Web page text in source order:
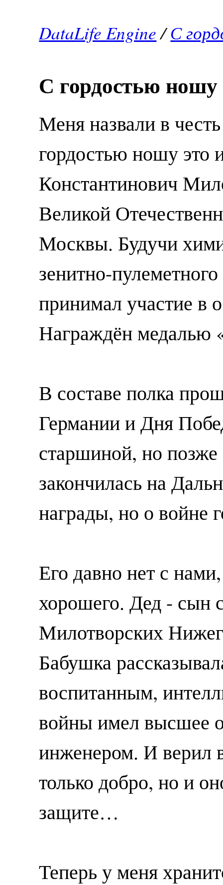
DataLife Engine/С
С гордостью ношу
Меня назвали в
гордостью ношу
Константинович
Великой
Москвы. Будучи
зенитно-
принимал участие в
Награждён медалью
В составе полка
Германии и Дня
старшиной, но позже
закончилась на
награды, но о войне
Его давно нет с
хорошего. Дед - сын
Милотворских
Бабушка
воспитанным,
войны имел высшее
инженером. И верил
только добро, но и
защите…
Теперь у меня